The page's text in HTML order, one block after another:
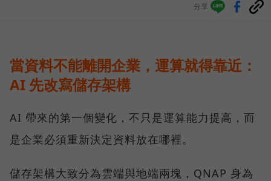
分享
當資料不能離開企業，運算就得靠近：
AI 先改寫儲存架構
AI 帶來的第一個變化，不只是運算能力提高，而
是企業必須重新決定資料放在哪裡。
儲存架構大致分為雲端與地端兩塊，QNAP 身為